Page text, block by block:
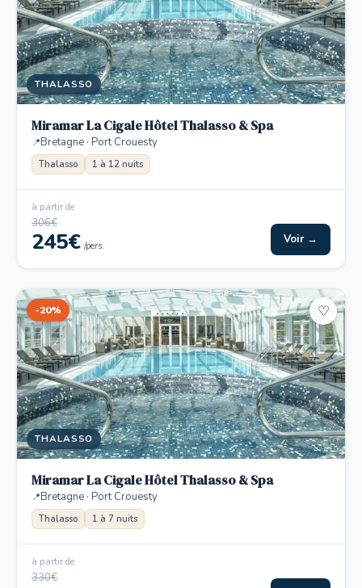
THALASSO
Miramar La Cigale Hôtel Thalasso & Spa
Bretagne · Port Crouesty
Thalasso 1 à 12 nuits
à partir de
306€
245€ /pers. Voir →
-20%
THALASSO
♡
Miramar La Cigale Hôtel Thalasso & Spa
Bretagne · Port Crouesty
Thalasso 1 à 7 nuits
à partir de
330€